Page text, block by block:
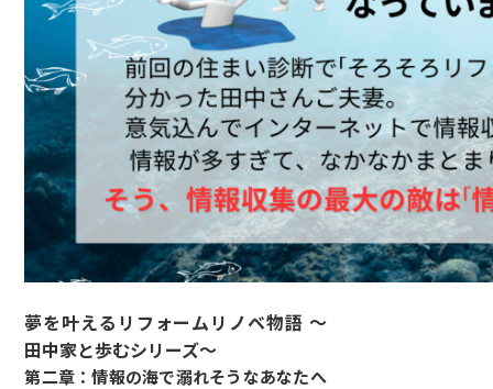
夢を叶えるリフォームリノベ物語 ～
田中家と歩むシリーズ～
第二章：情報の海で溺れそうなあなたへ